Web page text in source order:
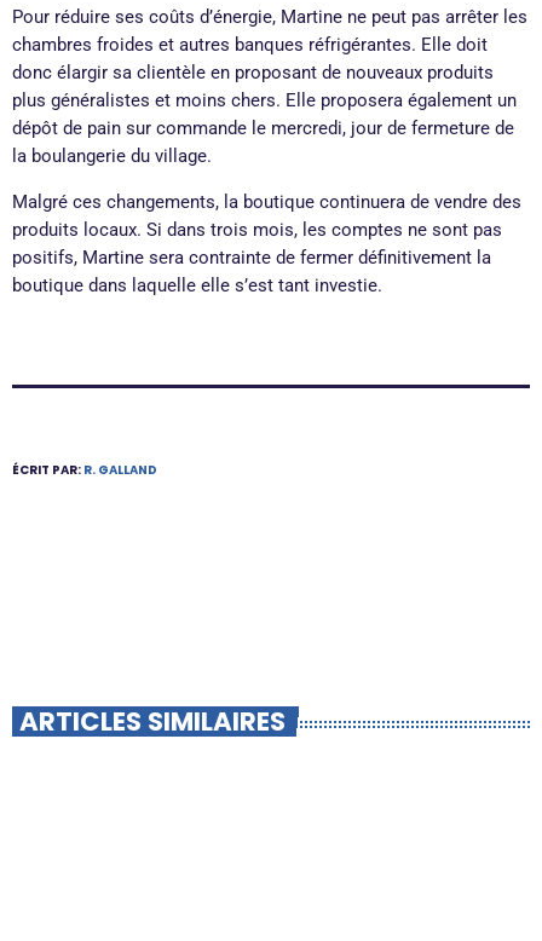
Pour réduire ses coûts d’énergie, Martine ne peut pas arrêter les
chambres froides et autres banques réfrigérantes. Elle doit
donc élargir sa clientèle en proposant de nouveaux produits
plus généralistes et moins chers. Elle proposera également un
dépôt de pain sur commande le mercredi, jour de fermeture de
la boulangerie du village.
Malgré ces changements, la boutique continuera de vendre des
produits locaux. Si dans trois mois, les comptes ne sont pas
positifs, Martine sera contrainte de fermer définitivement la
boutique dans laquelle elle s’est tant investie.
ÉCRIT PAR: R. GALLAND
ARTICLES SIMILAIRES